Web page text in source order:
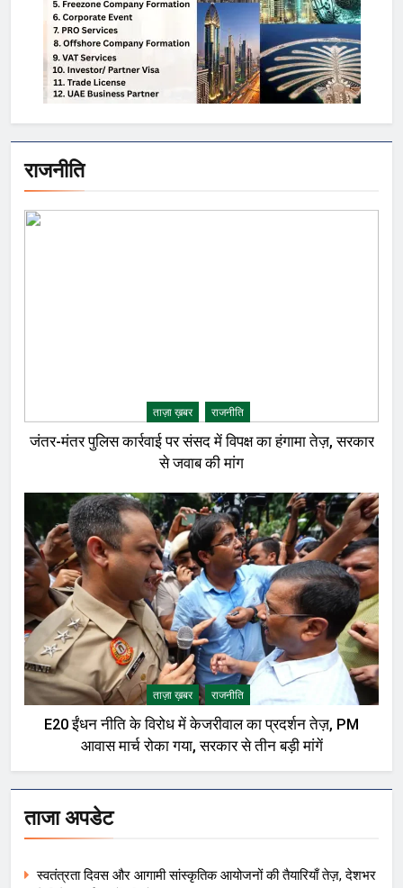
राजनीति
ताज़ा ख़बर राजनीति
जंतर-मंतर पुलिस कार्रवाई पर संसद में विपक्ष का हंगामा तेज़, सरकार
से जवाब की मांग
ताज़ा ख़बर राजनीति
E20 ईंधन नीति के विरोध में केजरीवाल का प्रदर्शन तेज़, PM
आवास मार्च रोका गया, सरकार से तीन बड़ी मांगें
ताजा अपडेट
स्वतंत्रता दिवस और आगामी सांस्कृतिक आयोजनों की तैयारियाँ तेज़, देशभर